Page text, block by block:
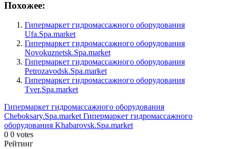
Похожее:
Гипермаркет гидромассажного оборудования
Ufa.Spa.market
Гипермаркет гидромассажного оборудования
Novokuznetsk.Spa.market
Гипермаркет гидромассажного оборудования
Petrozavodsk.Spa.market
Гипермаркет гидромассажного оборудования
Tver.Spa.market
Гипермаркет гидромассажного оборудования
Cheboksary.Spa.marketГипермаркет гидромассажного
оборудования Khabarovsk.Spa.market
0 0 votes
Рейтинг